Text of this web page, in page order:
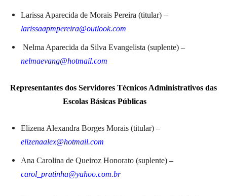
Larissa Aparecida de Morais Pereira (titular) –
larissaapmpereira@outlook.com
Nelma Aparecida da Silva Evangelista (suplente) –
nelmaevang@hotmail.com
Representantes dos Servidores Técnicos Administrativos das
Escolas Básicas Públicas
Elizena Alexandra Borges Morais (titular) –
elizenaalex@hotmail.com
Ana Carolina de Queiroz Honorato (suplente) –
carol_pratinha@yahoo.com.br